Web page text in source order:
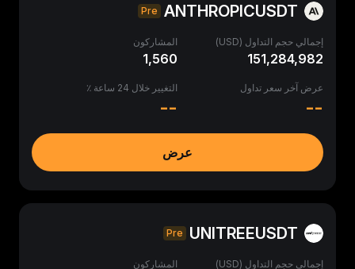
ANTHROPICUSDT
Pre
إجمالي حجم التداول (USD)
151,284,982
المشاركون
1,560
عرض آخر سعر تداول
--
التغيير خلال 24 ساعة ٪
--
عرض
UNITREEUSDT
Pre
إجمالي حجم التداول (USD) المشاركون